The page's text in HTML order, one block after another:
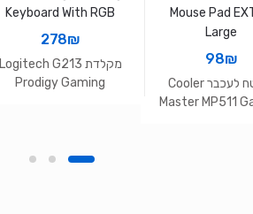
98₪
משטח לעכבר Cooler
Master MP511
278₪
מקלדת Logitech G213
Prodigy Gaming